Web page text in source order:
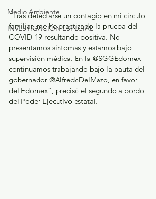
Medio Ambiente
INVESTIGACIÓN ESPECIAL
“Tras detectarse un contagio en mi círculo
familiar, me he practicado la prueba del
COVID-19 resultando positiva. No
presentamos síntomas y estamos bajo
supervisión médica. En la @SGGEdomex
continuamos trabajando bajo la pauta del
gobernador @AlfredoDelMazo, en favor
del Edomex”, precisó el segundo a bordo
del Poder Ejecutivo estatal.